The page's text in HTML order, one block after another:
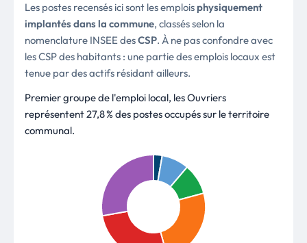
Les postes recensés ici sont les emploisphysiquement
implantés dans la commune, classés selon la
nomenclature INSEE desCSP. À ne pas confondre avec
les CSP des habitants : une partie des emplois locaux est
tenue par des actifs résidant ailleurs.
Premier groupe de l'emploi local, les Ouvriers
représentent 27,8 % des postes occupés sur le territoire
communal.